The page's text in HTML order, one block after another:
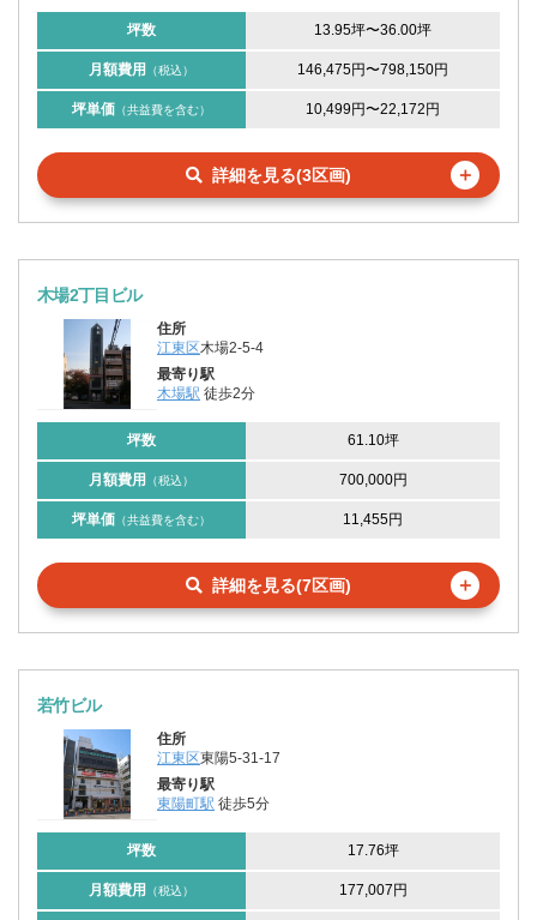
坪数 13.95坪〜36.00坪
月額費用 （税込） 146,475円〜798,150円
坪単価 （共益費を含む） 10,499円〜22,172円
詳細を見る(3区画) ＋
木場2丁目ビル
住所
江東区木場2-5-4
最寄り駅
木場駅 徒歩2分
坪数 61.10坪
月額費用 （税込） 700,000円
坪単価 （共益費を含む） 11,455円
詳細を見る(7区画) ＋
若竹ビル
住所
江東区東陽5-31-17
最寄り駅
東陽町駅 徒歩5分
坪数 17.76坪
月額費用 （税込） 177,007円